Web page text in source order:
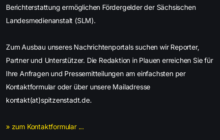
Berichterstattung ermöglichen Fördergelder der Sächsischen
Landesmedienanstalt (SLM).
Zum Ausbau unseres Nachrichtenportals suchen wir Reporter,
Partner und Unterstützer. Die Redaktion in Plauen erreichen Sie für
Ihre Anfragen und Pressemitteilungen am einfachsten per
Kontaktformular oder über unsere Mailadresse
kontakt(at)spitzenstadt.de.
» zum Kontaktformular ...